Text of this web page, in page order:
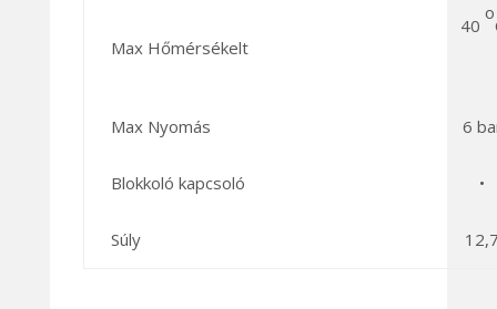
Max Hőmérsékelt
40
o
Max Nyomás 6
Blokkoló kapcsoló •
Súly